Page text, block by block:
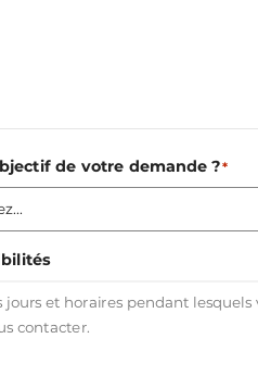
de votre demande ?*